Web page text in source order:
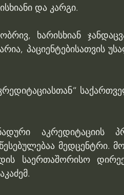
და კარგი.
ხარისხიან
პაციენტებისათვის
აკრედიტაციის
მედცენტრი.
საერთაშორისო